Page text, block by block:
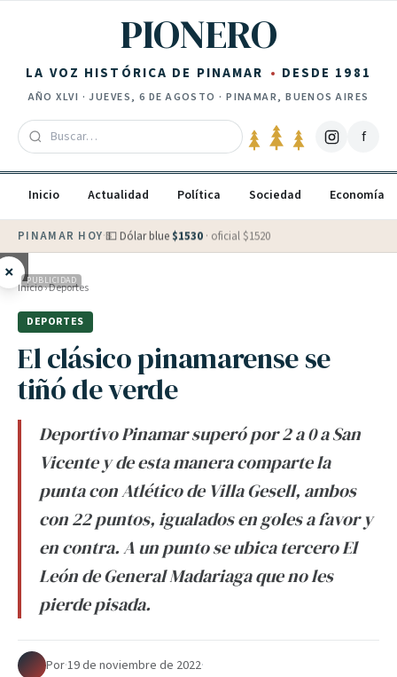
PIONERO
LA VOZ HISTÓRICA DE PINAMAR DESDE 1981
AÑOXLVI ·JUEVES, 6 DE AGOSTO · PINAMAR, BUENOS AIRES
f
Inicio Actualidad Política Sociedad Economía
PINAMAR HOY·💵 Dólar blue $1530 · oficial $1520
× PUBLICIDAD
Inicio›Deportes
DEPORTES
El clásico pinamarense se
tiñó de verde
Deportivo Pinamar superó por 2 a 0 a San
Vicente y de esta manera comparte la
punta con Atlético de Villa Gesell, ambos
con 22 puntos, igualados en goles a favor y
en contra. A un punto se ubica tercero El
León de General Madariaga que no les
pierde pisada.
Por·19 de noviembre de 2022·